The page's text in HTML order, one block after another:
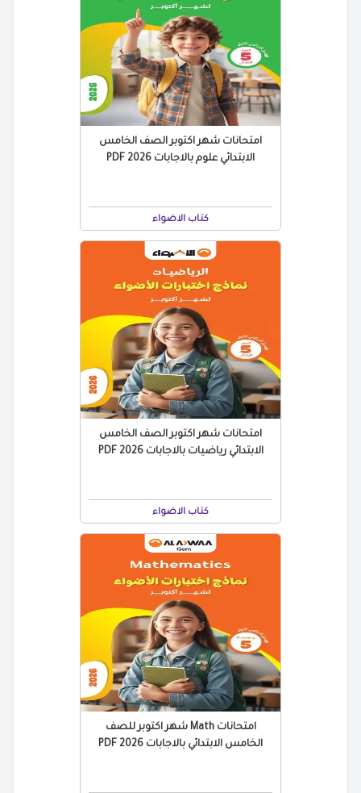
امتحانات شهر اكتوبر الصف الخامس
الابتدائي علوم بالاجابات 2026 PDF
كتاب الاضواء
امتحانات شهر اكتوبر الصف الخامس
الابتدائي رياضيات بالاجابات 2026 PDF
كتاب الاضواء
امتحانات Math شهر اكتوبر للصف
الخامس الابتدائي بالاجابات 2026 PDF